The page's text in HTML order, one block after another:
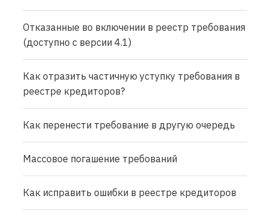
Отказанные во включении в реестр требования
(доступно с версии 4.1)
Как отразить частичную уступку требования в
реестре кредиторов?
Как перенести требование в другую очередь
Массовое погашение требований
Как исправить ошибки в реестре кредиторов